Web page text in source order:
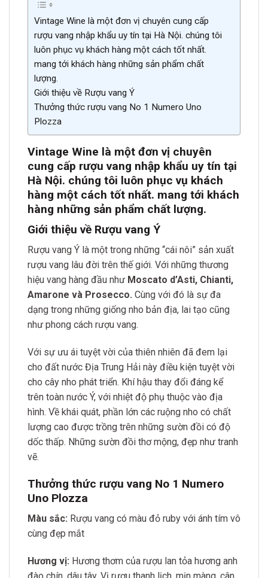
Vintage Wine là một đơn vị chuyên cung cấp
rượu vang nhập khẩu uy tín tại Hà Nội. chúng tôi
luôn phục vụ khách hàng một cách tốt nhất.
mang tới khách hàng những sản phẩm chất
lượng.
Giới thiệu về Rượu vang Ý
Thưởng thức rượu vang No 1 Numero Uno
Plozza
Vintage Wine là một đơn vị chuyên
cung cấp rượu vang nhập khẩu uy tín tại
Hà Nội. chúng tôi luôn phục vụ khách
hàng một cách tốt nhất. mang tới khách
hàng những sản phẩm chất lượng.
Giới thiệu về Rượu vang Ý
Rượu vang Ý là một trong những “cái nôi” sản xuất
rượu vang lâu đời trên thế giới. Với những thương
hiệu vang hàng đầu như Moscato d’Asti, Chianti,
Amarone và Prosecco. Cùng với đó là sự đa
dạng trong những giống nho bản địa, lai tạo cũng
như phong cách rượu vang.
Với sự ưu ái tuyệt vời của thiên nhiên đã đem lại
cho đất nước Địa Trung Hải này điều kiện tuyệt vời
cho cây nho phát triển. Khí hậu thay đổi đáng kể
trên toàn nước Ý, với nhiệt độ phụ thuộc vào địa
hình. Về khái quát, phần lớn các ruộng nho có chất
lượng cao được trồng trên những sườn đồi có độ
dốc thấp. Những sườn đồi thơ mộng, đẹp như tranh
vẽ.
Thưởng thức rượu vang No 1 Numero
Uno Plozza
Màu sắc: Rượu vang có màu đỏ ruby với ánh tím vô
cùng đẹp mắt
Hương vị: Hương thơm của rượu lan tỏa hương anh